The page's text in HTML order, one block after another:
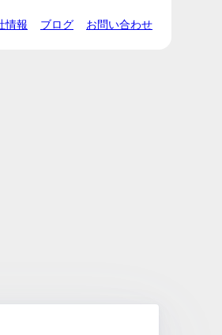
情報 ブログ お問い合わせ